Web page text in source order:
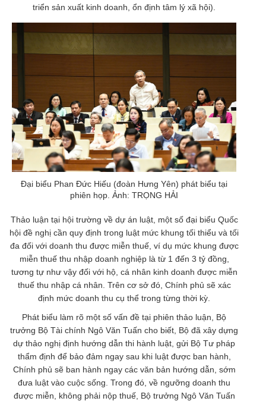
triển sản xuất kinh doanh, ổn định tâm lý xã hội).
Đại biểu Phan Đức Hiếu (đoàn Hưng Yên) phát biểu tại
phiên họp. Ảnh: TRỌNG HẢI
Thảo luận tại hội trường về dự án luật, một số đại biểu Quốc
hội đề nghị cần quy định trong luật mức khung tối thiểu và tối
đa đối với doanh thu được miễn thuế, ví dụ mức khung được
miễn thuế thu nhập doanh nghiệp là từ 1 đến 3 tỷ đồng,
tương tự như vậy đối với hộ, cá nhân kinh doanh được miễn
thuế thu nhập cá nhân. Trên cơ sở đó, Chính phủ sẽ xác
định mức doanh thu cụ thể trong từng thời kỳ.
Phát biểu làm rõ một số vấn đề tại phiên thảo luận, Bộ
trưởng Bộ Tài chính Ngô Văn Tuấn cho biết, Bộ đã xây dựng
dự thảo nghị định hướng dẫn thi hành luật, gửi Bộ Tư pháp
thẩm định để bảo đảm ngay sau khi luật được ban hành,
Chính phủ sẽ ban hành ngay các văn bản hướng dẫn, sớm
đưa luật vào cuộc sống. Trong đó, về ngưỡng doanh thu
được miễn, không phải nộp thuế, Bộ trưởng Ngô Văn Tuấn